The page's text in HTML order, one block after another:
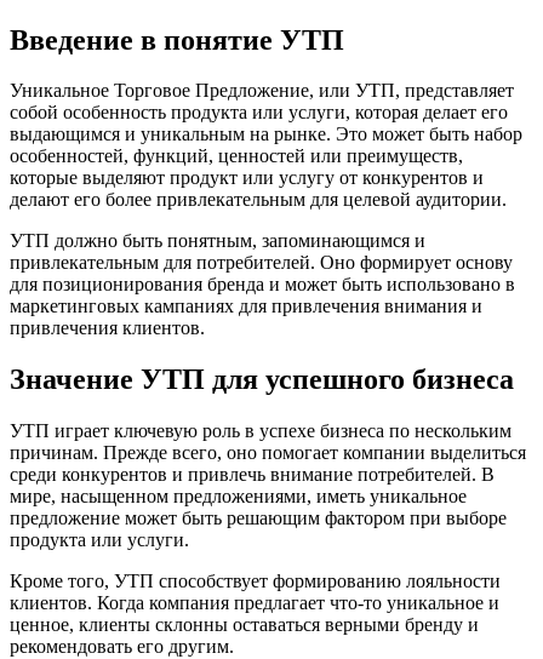
Введение в понятие УТП
Уникальное Торговое Предложение, или УТП, представляет
собой особенность продукта или услуги, которая делает его
выдающимся и уникальным на рынке. Это может быть набор
особенностей, функций, ценностей или преимуществ,
которые выделяют продукт или услугу от конкурентов и
делают его более привлекательным для целевой аудитории.
УТП должно быть понятным, запоминающимся и
привлекательным для потребителей. Оно формирует основу
для позиционирования бренда и может быть использовано в
маркетинговых кампаниях для привлечения внимания и
привлечения клиентов.
Значение УТП для успешного бизнеса
УТП играет ключевую роль в успехе бизнеса по нескольким
причинам. Прежде всего, оно помогает компании выделиться
среди конкурентов и привлечь внимание потребителей. В
мире, насыщенном предложениями, иметь уникальное
предложение может быть решающим фактором при выборе
продукта или услуги.
Кроме того, УТП способствует формированию лояльности
клиентов. Когда компания предлагает что-то уникальное и
ценное, клиенты склонны оставаться верными бренду и
рекомендовать его другим.